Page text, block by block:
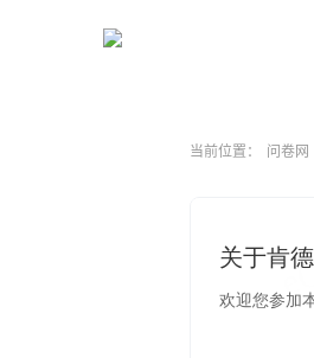
当前位置： 问卷网